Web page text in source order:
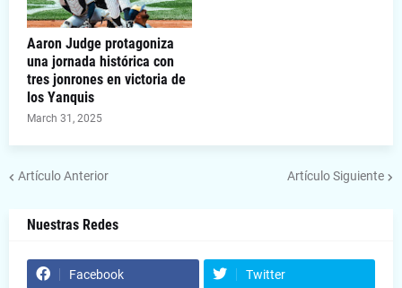
Aaron Judge protagoniza
una jornada histórica con
tres jonrones en victoria de
los Yanquis
March 31, 2025
Artículo Anterior Artículo Siguiente
Nuestras Redes
Facebook Twitter